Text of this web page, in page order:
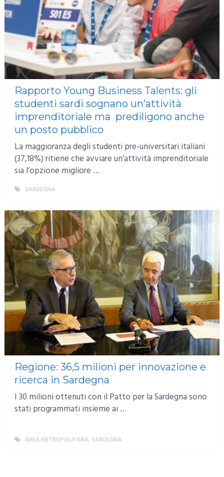
Rapporto Young Business Talents: gli
studenti sardi sognano un’attività
imprenditoriale ma prediligono anche
un posto pubblico
La maggioranza degli studenti pre-universitari italiani
(37,18%) ritiene che avviare un’attività imprenditoriale
sia l’opzione migliore …
SARDEGNA
Regione: 36,5 milioni per innovazione e
ricerca in Sardegna
I 30 milioni ottenuti con il Patto per la Sardegna sono
stati programmati insieme ai …
AREA METROPOLITANA, SARDEGNA